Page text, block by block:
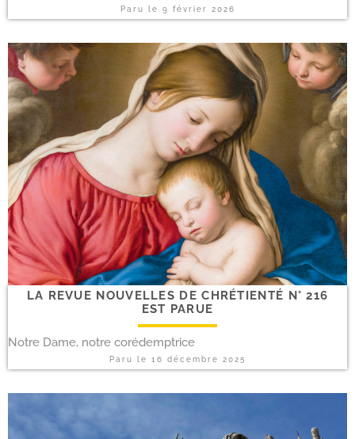
Paru le 9 février 2026
LA REVUE NOUVELLES DE CHRÉTIENTÉ N° 216
EST PARUE
Notre Dame, notre corédemptrice
Paru le 16 décembre 2025